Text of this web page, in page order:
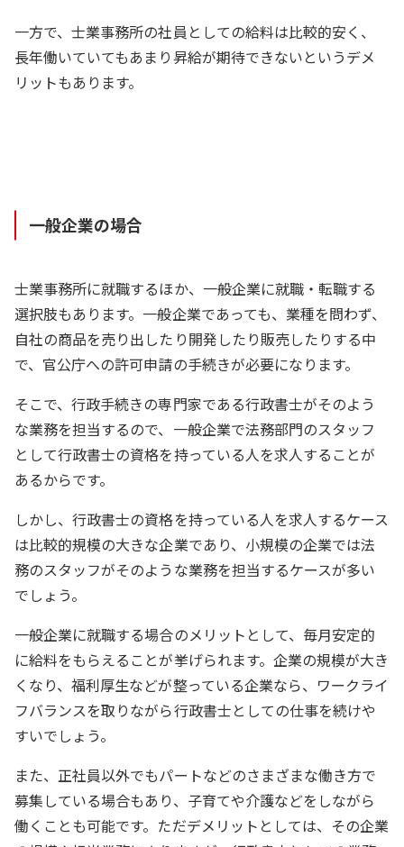
一方で、士業事務所の社員としての給料は比較的安く、
長年働いていてもあまり昇給が期待できないというデメ
リットもあります。
一般企業の場合
士業事務所に就職するほか、一般企業に就職・転職する
選択肢もあります。一般企業であっても、業種を問わず、
自社の商品を売り出したり開発したり販売したりする中
で、官公庁への許可申請の手続きが必要になります。
そこで、行政手続きの専門家である行政書士がそのよう
な業務を担当するので、一般企業で法務部門のスタッフ
として行政書士の資格を持っている人を求人することが
あるからです。
しかし、行政書士の資格を持っている人を求人するケース
は比較的規模の大きな企業であり、小規模の企業では法
務のスタッフがそのような業務を担当するケースが多い
でしょう。
一般企業に就職する場合のメリットとして、毎月安定的
に給料をもらえることが挙げられます。企業の規模が大き
くなり、福利厚生などが整っている企業なら、ワークライ
フバランスを取りながら行政書士としての仕事を続けや
すいでしょう。
また、正社員以外でもパートなどのさまざまな働き方で
募集している場合もあり、子育てや介護などをしながら
働くことも可能です。ただデメリットとしては、その企業